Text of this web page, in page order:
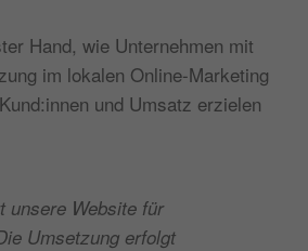
Hand, wie Unternehmen mit
im lokalen Online-Marketing
und Umsatz erzielen
unsere Website für
Umsetzung erfolgt